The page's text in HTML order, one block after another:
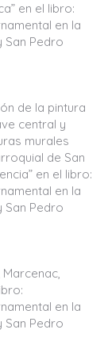
en el libro:
en la
San Pedro
de la pintura
central y
murales
de San
en el libro:
en la
San Pedro
en la
San Pedro